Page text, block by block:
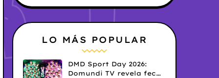
LO MÁS POPULAR
DMD Sport Day 2026:
Domundi TV revela fecha